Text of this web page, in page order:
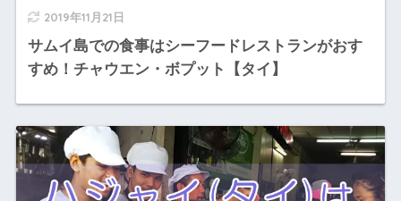
2019年11月21日
サムイ島での食事はシーフードレストランがおす
すめ！チャウエン・ボプット【タイ】